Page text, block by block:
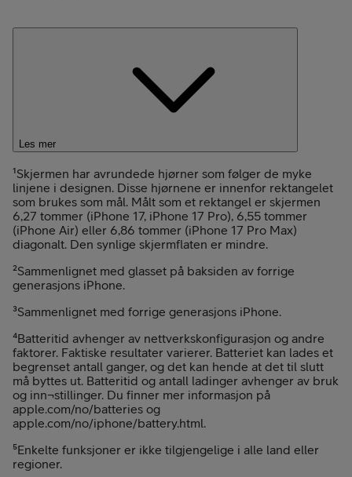
Les mer
¹Skjermen har avrundede hjørner som følger de myke
linjene i designen. Disse hjørnene er innenfor rektangelet
som brukes som mål. Målt som et rektangel er skjermen
6,27 tommer (iPhone 17, iPhone 17 Pro), 6,55 tommer
(iPhone Air) eller 6,86 tommer (iPhone 17 Pro Max)
diagonalt. Den synlige skjermflaten er mindre.
²Sammenlignet med glasset på baksiden av forrige
generasjons iPhone.
³Sammenlignet med forrige generasjons iPhone.
⁴Batteritid avhenger av nettverkskonfigurasjon og andre
faktorer. Faktiske resultater varierer. Batteriet kan lades et
begrenset antall ganger, og det kan hende at det til slutt
må byttes ut. Batteritid og antall ladinger avhenger av bruk
og inn¬stillinger. Du finner mer informasjon på
apple.com/no/batteries og
apple.com/no/iphone/battery.html.
⁵Enkelte funksjoner er ikke tilgjengelige i alle land eller
regioner.